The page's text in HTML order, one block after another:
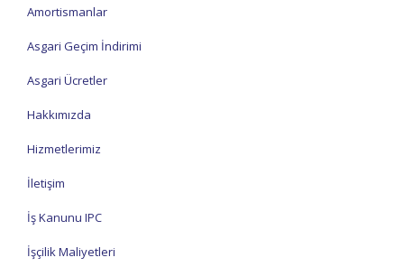
Amortismanlar
Asgari Geçim İndirimi
Asgari Ücretler
Hakkımızda
Hizmetlerimiz
İletişim
İş Kanunu IPC
İşçilik Maliyetleri